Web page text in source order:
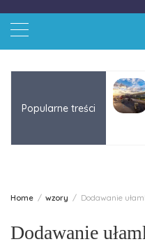
Popularne treści
się na zmianę
w firmach
Home wzory Dodawanie
Dodawanie